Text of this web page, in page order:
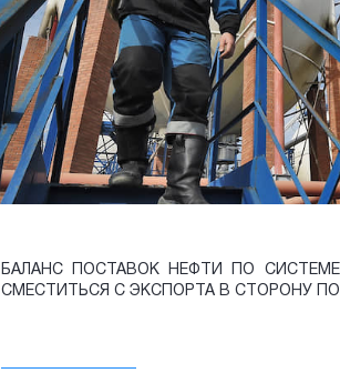
БАЛАНС ПОСТАВОК НЕФТИ ПО
СМЕСТИТЬСЯ С ЭКСПОРТА В СТОРОНУ